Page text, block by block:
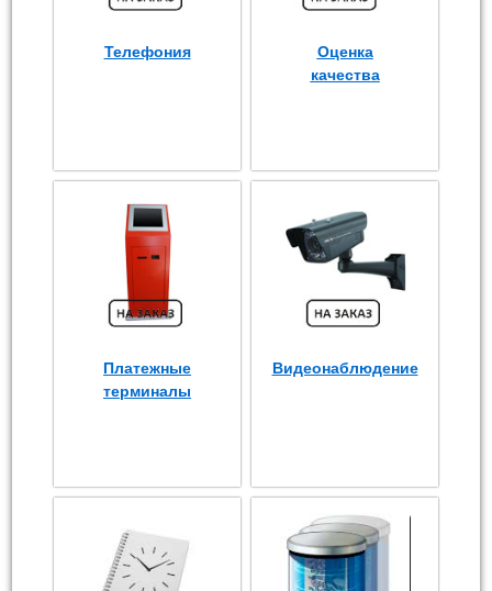
Телефония
Оценка
качества
Платежные
терминалы
Видеонаблюдение